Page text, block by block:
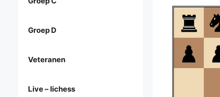
Groep D
Veteranen
Live – lichess